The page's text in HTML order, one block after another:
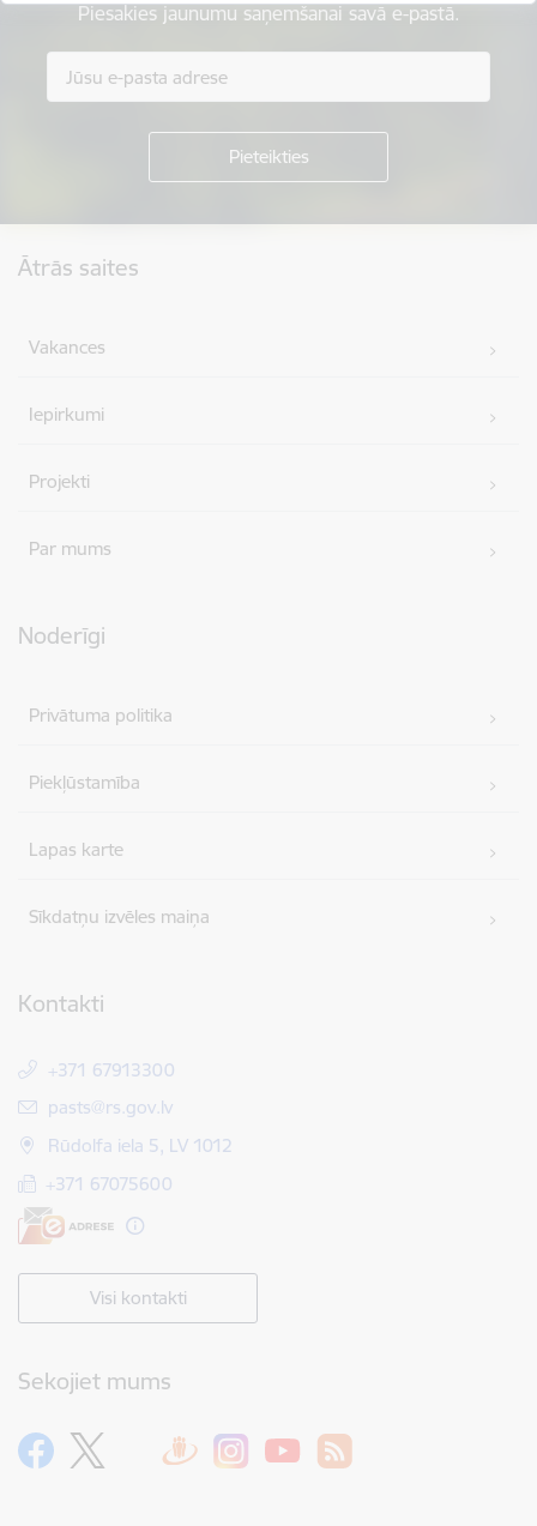
Piesakies jaunumu saņemšanai savā e-pastā.
Ātrās saites
Vakances
Iepirkumi
Projekti
Par mums
Noderīgi
Privātuma politika
Piekļūstamība
Lapas karte
Sīkdatņu izvēles maiņa
Kontakti
+371 67913300
E-pasts:
pasts@rs.gov.lv
Rūdolfa iela 5, LV 1012
+371 67075600
Visi kontakti
Sekojiet mums